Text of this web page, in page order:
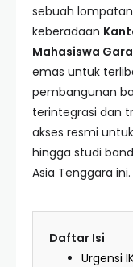
sebuah
keberadaan
Mahasiswa
emas untuk
pembangunan
terintegrasi dan
akses resmi
hingga studi
Asia Tenggara ini.
Daftar Isi
Urgensi